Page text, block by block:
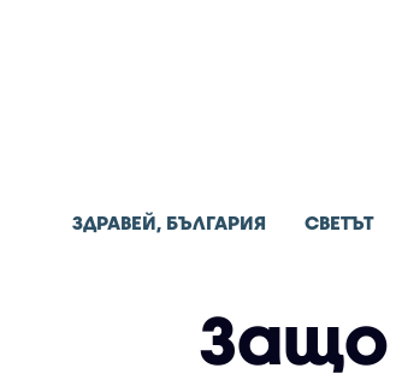
ЗДРАВЕЙ, БЪЛГАРИЯ СВЕТЪТ
Защо